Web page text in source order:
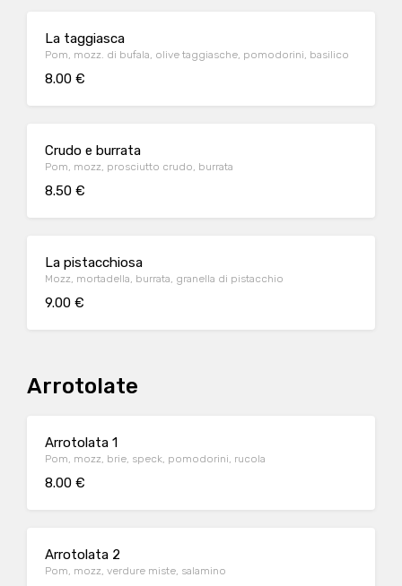
La taggiasca
Pom, mozz. di bufala, olive taggiasche, pomodorini, basilico
8.00 €
Crudo e burrata
Pom, mozz, prosciutto crudo, burrata
8.50 €
La pistacchiosa
Mozz, mortadella, burrata, granella di pistacchio
9.00 €
Arrotolate
Arrotolata 1
Pom, mozz, brie, speck, pomodorini, rucola
8.00 €
Arrotolata 2
Pom, mozz, verdure miste, salamino